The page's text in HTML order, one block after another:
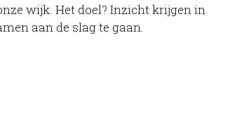
wijk. Het doel? Inzicht krijgen in
aan de slag te gaan.